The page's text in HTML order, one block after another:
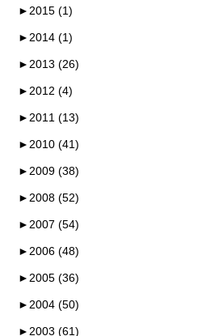
► 2015 (1)
► 2014 (1)
► 2013 (26)
► 2012 (4)
► 2011 (13)
► 2010 (41)
► 2009 (38)
► 2008 (52)
► 2007 (54)
► 2006 (48)
► 2005 (36)
► 2004 (50)
► 2003 (61)